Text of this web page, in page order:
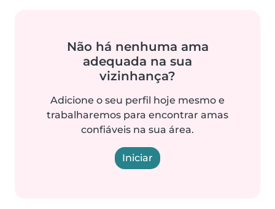
Não há nenhuma ama
adequada na sua
vizinhança?
Adicione o seu perfil hoje mesmo e
trabalharemos para encontrar amas
confiáveis na sua área.
Iniciar